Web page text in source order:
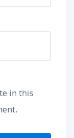
in this